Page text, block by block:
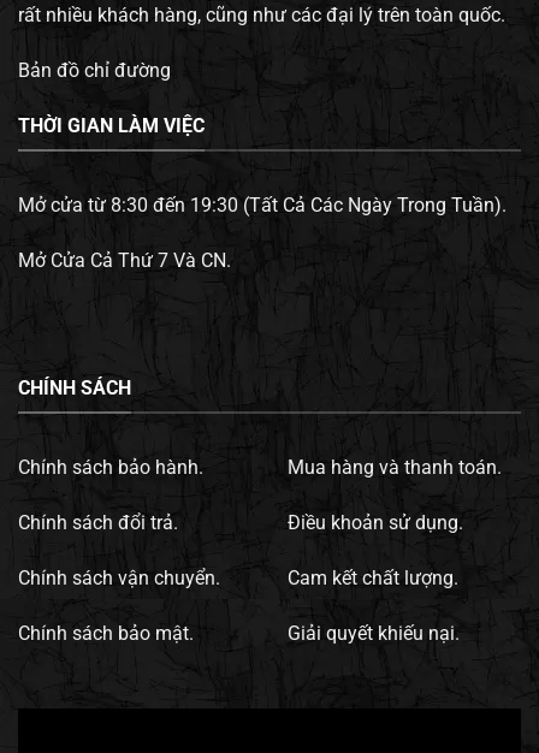
rất nhiều khách hàng, cũng như các đại lý trên toàn quốc.
Bản đồ chỉ đường
THỜI GIAN LÀM VIỆC
Mở cửa từ 8:30 đến 19:30 (Tất Cả Các Ngày Trong Tuần).
Mở Cửa Cả Thứ 7 Và CN.
CHÍNH SÁCH
Chính sách bảo hành.
Chính sách đổi trả.
Chính sách vận chuyển.
Chính sách bảo mật.
Mua hàng và thanh toán.
Điều khoản sử dụng.
Cam kết chất lượng.
Giải quyết khiếu nại.